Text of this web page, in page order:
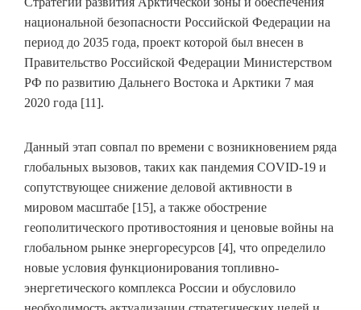
национальной безопасности Российской Федерации на
период до 2035 года, проект которой был внесен в
Правительство Российской Федерации Министерством
РФ по развитию Дальнего Востока и Арктики 7 мая
2020 года [11].
Данный этап совпал по времени с возникновением ряда
глобальных вызовов, таких как пандемия COVID-19 и
сопутствующее снижение деловой активности в
мировом масштабе [15], а также обострение
геополитического противостояния и ценовые войны на
глобальном рынке энергоресурсов [4], что определило
новые условия функционирования топливно-
энергетического комплекса России и обусловило